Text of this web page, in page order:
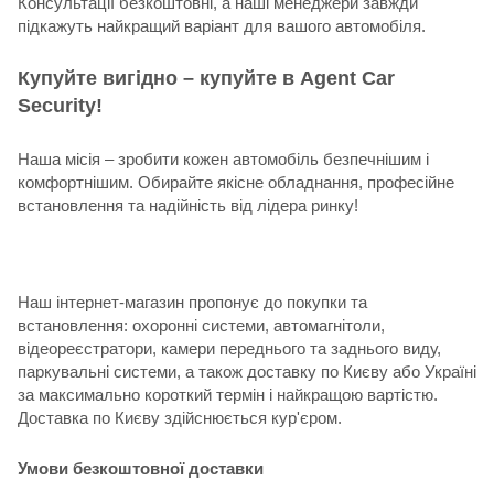
підкажуть найкращий варіант для вашого автомобіля.
Купуйте вигідно – купуйте в Agent Car
Security!
Наша місія – зробити кожен автомобіль безпечнішим і
комфортнішим. Обирайте якісне обладнання, професійне
встановлення та надійність від лідера ринку!
Наш інтернет-магазин пропонує до покупки та
встановлення: охоронні системи, автомагнітоли,
відеореєстратори, камери переднього та заднього виду,
паркувальні системи, а також доставку по Києву або Україні
за максимально короткий термін і найкращою вартістю.
Доставка по Києву здійснюється кур'єром.
Умови безкоштовної доставки